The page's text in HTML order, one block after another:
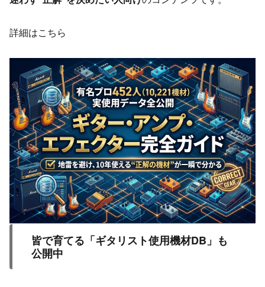
詳細はこちら
皆で育てる「ギタリスト使用機材DB」も
公開中